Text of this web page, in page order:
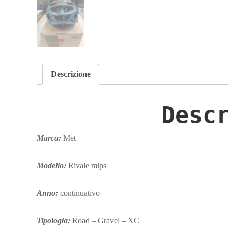
Descrizione
Marca: Met
Modello: Rivale mips
Anno: continuativo
Tipologia: Road – Gravel – XC